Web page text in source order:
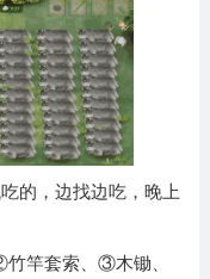
的，边找边吃，晚上
竿套索、③木锄、